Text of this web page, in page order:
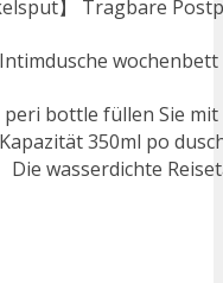
】 Tragbare
peri bottle füllen Sie
350ml po
Die wasserdichte